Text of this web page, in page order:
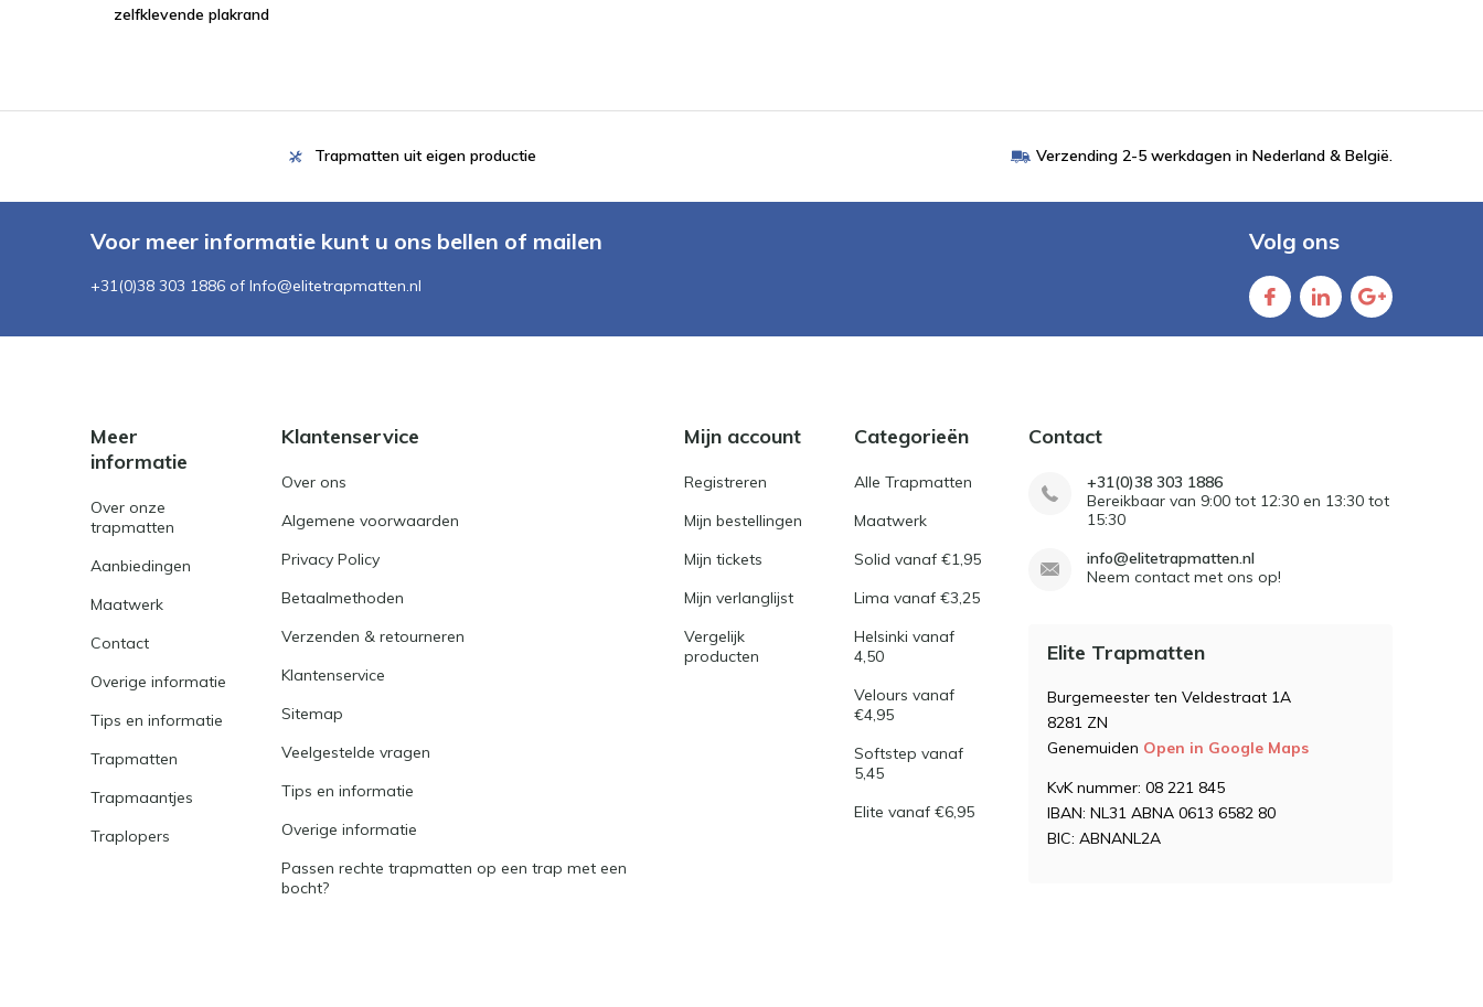
zelfklevende plakrand
Trapmatten uit eigen productie Verzending 2-5 werkdagen in Nederland & België.
Voor meer informatie kunt u ons bellen of mailen
+31(0)38 303 1886 of Info@elitetrapmatten.nl
Volg ons
Meer
informatie
Over onze
trapmatten
Aanbiedingen
Maatwerk
Contact
Overige informatie
Tips en informatie
Trapmatten
Trapmaantjes
Traplopers
Klantenservice
Over ons
Algemene voorwaarden
Privacy Policy
Betaalmethoden
Verzenden & retourneren
Klantenservice
Sitemap
Veelgestelde vragen
Tips en informatie
Overige informatie
Passen rechte trapmatten op een trap met een
bocht?
Mijn account
Registreren
Mijn bestellingen
Mijn tickets
Mijn verlanglijst
Vergelijk
producten
Categorieën
Alle Trapmatten
Maatwerk
Solid vanaf €1,95
Lima vanaf €3,25
Helsinki vanaf
4,50
Velours vanaf
€4,95
Softstep vanaf
5,45
Elite vanaf €6,95
Contact
+31(0)38 303 1886
Bereikbaar van 9:00 tot 12:30 en 13:30 tot
15:30
info@elitetrapmatten.nl
Neem contact met ons op!
Elite Trapmatten
Burgemeester ten Veldestraat 1A
8281 ZN
Genemuiden Open in Google Maps
KvK nummer: 08 221 845
IBAN: NL31 ABNA 0613 6582 80
BIC: ABNANL2A